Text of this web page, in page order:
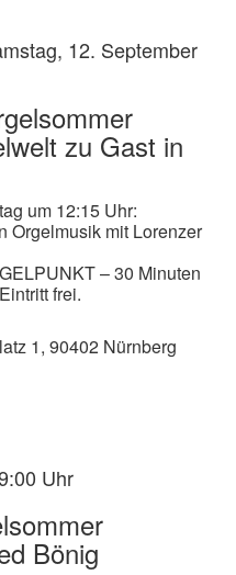
12. September
zu Gast in
um 12:15 Uhr:
Orgelmusik mit Lorenzer
– 30 Minuten
frei.
1, 90402 Nürnberg
Uhr
Bönig